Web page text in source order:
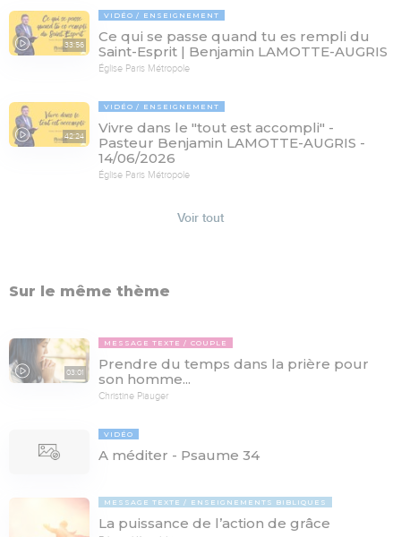
33:56
VIDÉO ENSEIGNEMENT
Ce qui se passe quand tu es rempli du
Saint-Esprit | Benjamin LAMOTTE-AUGRIS
Église Paris Métropole
42:24
VIDÉO ENSEIGNEMENT
Vivre dans le "tout est accompli" -
Pasteur Benjamin LAMOTTE-AUGRIS -
14/06/2026
Église Paris Métropole
Voir tout
Sur le même thème
03:01
MESSAGE TEXTE COUPLE
Prendre du temps dans la prière pour
son homme...
Christine Piauger
VIDÉO
A méditer - Psaume 34
MESSAGE TEXTE ENSEIGNEMENTS BIBLIQUES
La puissance de l’action de grâce